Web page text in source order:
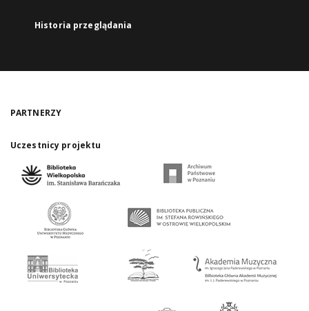
Historia przeglądania
PARTNERZY
Uczestnicy projektu